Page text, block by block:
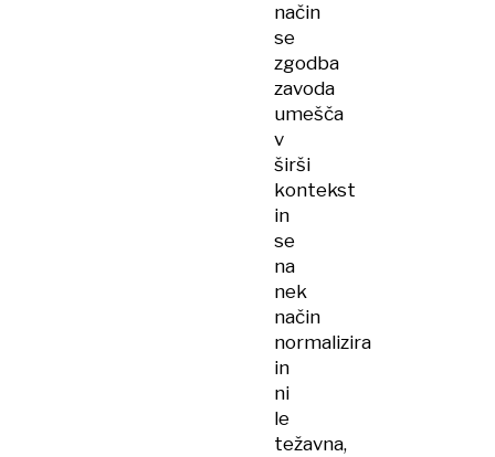
način
se
zgodba
zavoda
umešča
v
širši
kontekst
in
se
na
nek
način
normalizira
in
ni
le
težavna,